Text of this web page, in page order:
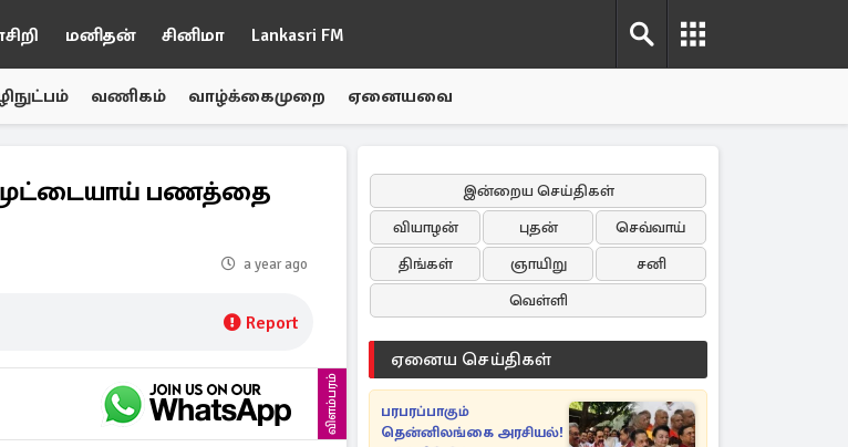
மனிதன் சினிமா Lankasri FM
வணிகம் வாழ்க்கைமுறை ஏனையவை
மூட்டையாய் பணத்தை
a year ago
Report
விளம்பரம்
இன்றைய செய்திகள்
வியாழன்
புதன்
செவ்வாய்
திங்கள்
ஞாயிறு
சனி
வெள்ளி
ஏனைய செய்திகள்
பரபரப்பாகும்
தென்னிலங்கை அரசியல்!